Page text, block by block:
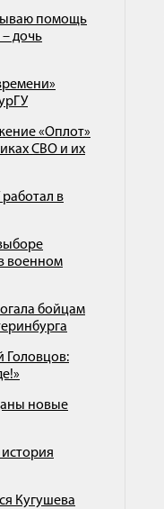
помощь
дочь
«Оплот»
СВО и их
в
военном
бойцам
Головцов:
новые
Кугушева